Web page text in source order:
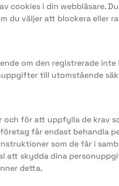
i din webbläsare.
du väljer att blockera eller
om den registrerade
till utomstående
för att uppfylla de krav
får endast behandla
som de får i
skydda dina
detta.